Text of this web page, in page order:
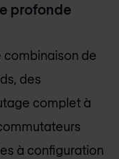
profonde
combinaison de
des
complet à
à configuration